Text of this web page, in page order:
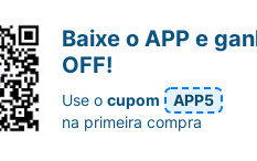
para sintomas
sintomas relacionados à
Baixe o APP e
OFF!
Use ocupom
APP5
na primeira compra